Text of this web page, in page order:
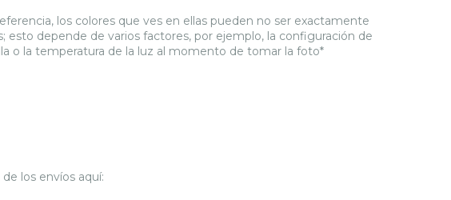
los colores que ves en ellas pueden no ser exactamente
esto depende de varios factores, por ejemplo, la configuración de
o la temperatura de la luz al momento de tomar la foto*
los envíos aquí: